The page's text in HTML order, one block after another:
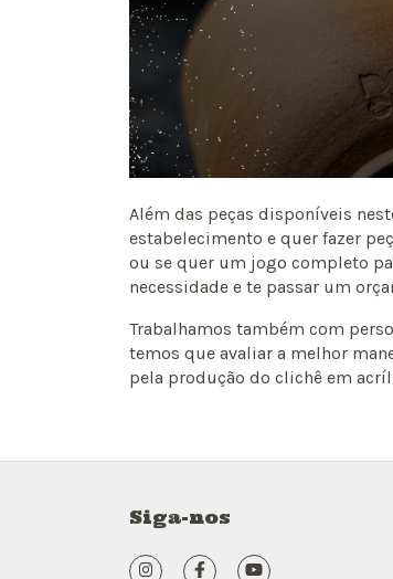
Além das peças disponíveis
estabelecimento e quer fazer
ou se quer um jogo completo
necessidade e te passar um
Trabalhamos também com
temos que avaliar a melhor
pela produção do clichê em
Siga-nos